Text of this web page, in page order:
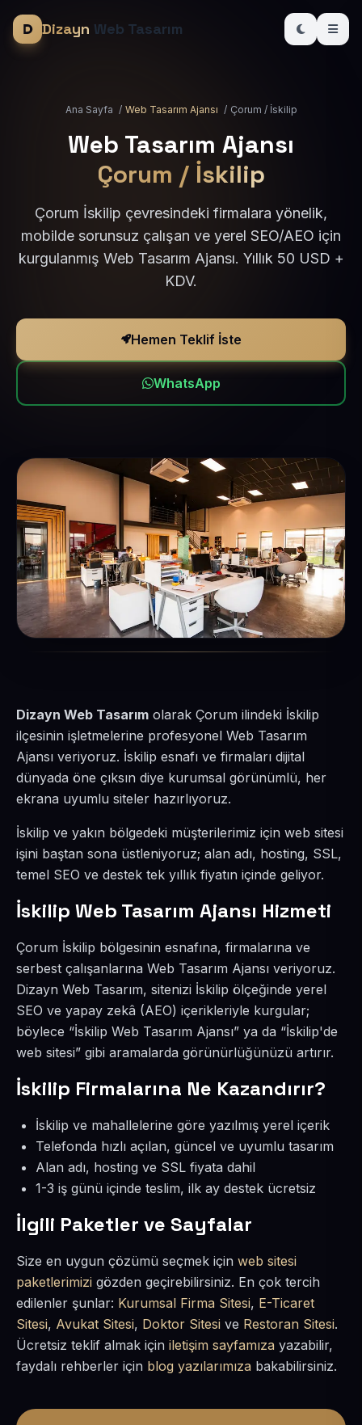
Dizayn Web Tasarım
Ana Sayfa / Web Tasarım Ajansı / Çorum / İskilip
Web Tasarım Ajansı
Çorum / İskilip
Çorum İskilip çevresindeki firmalara yönelik,
mobilde sorunsuz çalışan ve yerel SEO/AEO için
kurgulanmış Web Tasarım Ajansı. Yıllık 50 USD +
KDV.
Hemen Teklif İste
WhatsApp
Dizayn Web Tasarım olarak Çorum ilindeki İskilip
ilçesinin işletmelerine profesyonel Web Tasarım
Ajansı veriyoruz. İskilip esnafı ve firmaları dijital
dünyada öne çıksın diye kurumsal görünümlü, her
ekrana uyumlu siteler hazırlıyoruz.
İskilip ve yakın bölgedeki müşterilerimiz için web sitesi
işini baştan sona üstleniyoruz; alan adı, hosting, SSL,
temel SEO ve destek tek yıllık fiyatın içinde geliyor.
İskilip Web Tasarım Ajansı Hizmeti
Çorum İskilip bölgesinin esnafına, firmalarına ve
serbest çalışanlarına Web Tasarım Ajansı veriyoruz.
Dizayn Web Tasarım, sitenizi İskilip ölçeğinde yerel
SEO ve yapay zekâ (AEO) içerikleriyle kurgular;
böylece “İskilip Web Tasarım Ajansı” ya da “İskilip'de
web sitesi” gibi aramalarda görünürlüğünüzü artırır.
İskilip Firmalarına Ne Kazandırır?
İskilip ve mahallelerine göre yazılmış yerel içerik
Telefonda hızlı açılan, güncel ve uyumlu tasarım
Alan adı, hosting ve SSL fiyata dahil
1-3 iş günü içinde teslim, ilk ay destek ücretsiz
İlgili Paketler ve Sayfalar
Size en uygun çözümü seçmek için web sitesi
paketlerimizi gözden geçirebilirsiniz. En çok tercih
edilenler şunlar: Kurumsal Firma Sitesi, E-Ticaret
Sitesi, Avukat Sitesi, Doktor Sitesi ve Restoran Sitesi.
Ücretsiz teklif almak için iletişim sayfamıza yazabilir,
faydalı rehberler için blog yazılarımıza bakabilirsiniz.